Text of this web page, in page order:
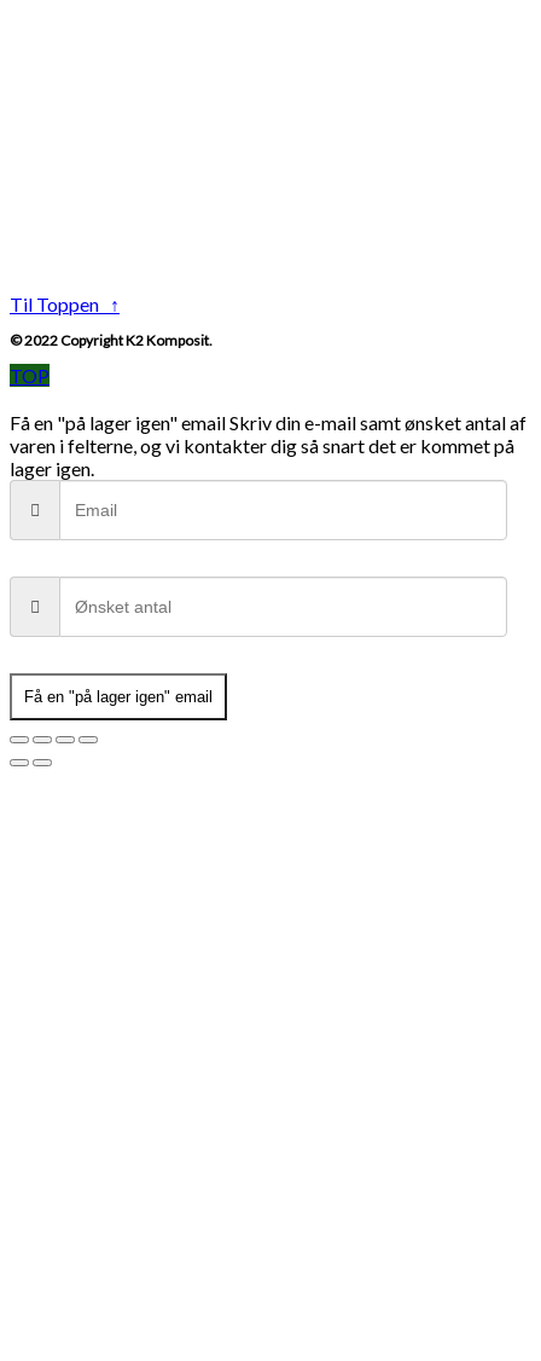
Til Toppen ↑
© 2022 Copyright K2 Komposit.
TOP
Få en "på lager igen" emailSkriv din e-mail samt ønsket antal af
varen i felterne, og vi kontakter dig så snart det er kommet på
lager igen.
Få en "på lager igen" email